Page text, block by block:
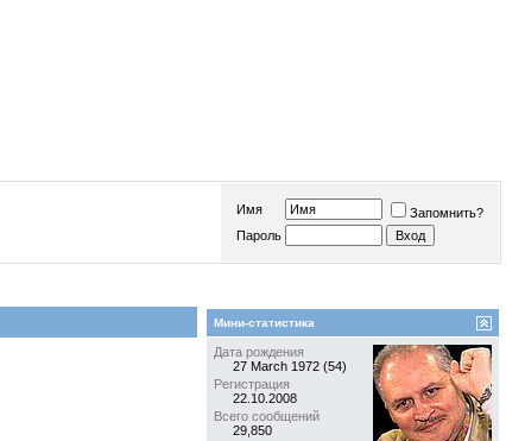
Имя
Запомнить?
Пароль
Мини-статистика
Дата рождения
27 March 1972 (54)
Регистрация
22.10.2008
Всего сообщений
29,850